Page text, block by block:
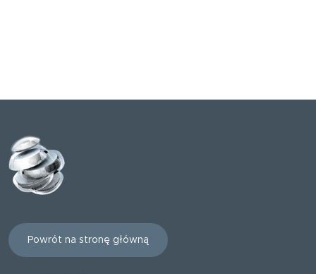
Powrót na stronę główną